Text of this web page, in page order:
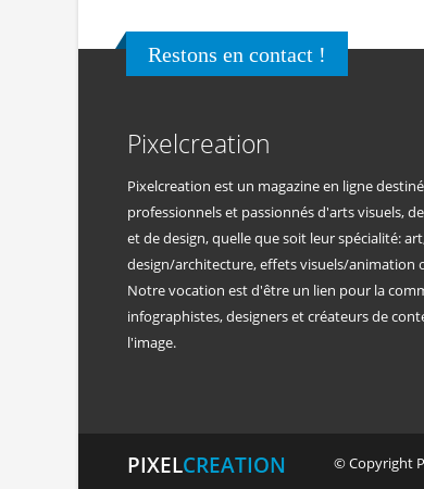
Restons en contact !
Pixelcreation
Pixelcreation est un magazine en ligne
professionnels et passionnés d'arts visuels,
et de design, quelle que soit leur spécialité:
design/architecture, effets visuels/animation
Notre vocation est d'être un lien pour la
infographistes, designers et créateurs de
l'image.
PIXELCREATION © Copyright